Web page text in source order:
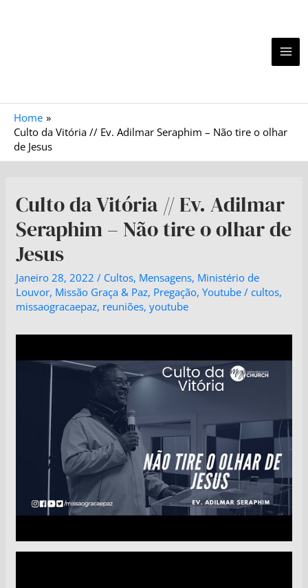
Home
Culto da Vitória // Ev. Adilmar Seraphim – Não tire o olhar
de Jesus
Culto da Vitória // Ev. Adilmar
Seraphim – Não tire o olhar de
Jesus
Janeiro 28, 2022 / Cultos, Mensagens, Ministério de
Louvor, Missão Graça & Paz, Pregação,Youtube /cultos,
missaogracaepaz, reuniões,youtube